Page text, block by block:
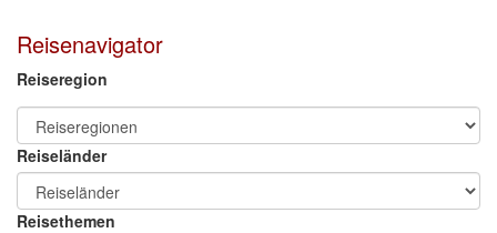
Reisenavigator
Reiseregion
Reiseländer
Reisethemen